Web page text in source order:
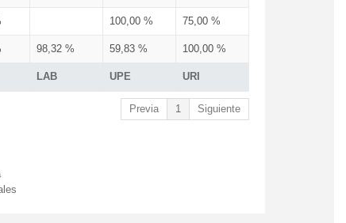
LAB UPE URI
100,00 % 75,00 %
98,32 % 59,83 % 100,00 %
Previa 1 Siguiente